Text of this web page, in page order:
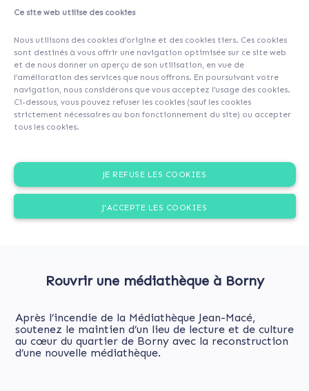
Ce site web utilise des cookies
Nous utilisons des cookies d’origine et des cookies tiers. Ces cookies
sont destinés à vous offrir une navigation optimisée sur ce site web
et de nous donner un aperçu de son utilisation, en vue de
l’amélioration des services que nous offrons. En poursuivant votre
navigation, nous considérons que vous acceptez l’usage des cookies.
Ci-dessous, vous pouvez refuser les cookies (sauf les cookies
strictement nécessaires au bon fonctionnement du site) ou accepter
tous les cookies.
JE REFUSE LES COOKIES
J'ACCEPTE LES COOKIES
Rouvrir une médiathèque à Borny
Après l’incendie de la Médiathèque Jean-Macé,
soutenez le maintien d’un lieu de lecture et de culture
au cœur du quartier de Borny avec la reconstruction
d’une nouvelle médiathèque.